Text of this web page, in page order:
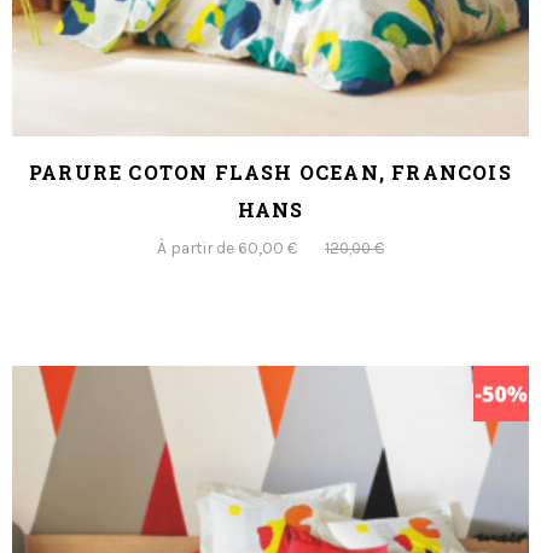
PARURE COTON FLASH OCEAN, FRANCOIS
HANS
À partir de 60,00 € 120,00 €